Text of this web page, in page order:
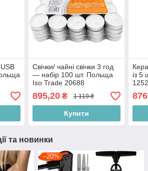
Свічки/ чайні свічки 3 год
— набір 100 шт. Польща
Iso Trade 20688
895,20₴ 1 119 ₴
Купити
із
876
та новинки
–20%